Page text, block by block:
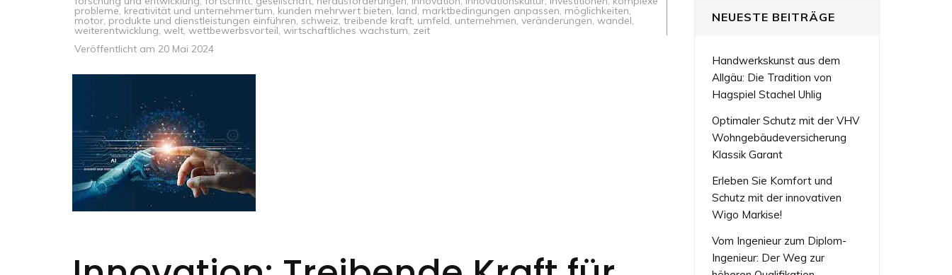
probleme, kreativität und unternehmertum, kunden mehrwert bieten, land, marktbedingungen anpassen, möglichkeiten,
motor, produkte und dienstleistungen einführen, schweiz, treibende kraft, umfeld, unternehmen, veränderungen, wandel,
weiterentwicklung, welt, wettbewerbsvorteil, wirtschaftliches wachstum, zeit
Veröffentlicht am 20 Mai 2024
NEUESTE BEITRÄGE
Handwerkskunst aus dem
Allgäu: Die Tradition von
Hagspiel Stachel Uhlig
Optimaler Schutz mit der VHV
Wohngebäudeversicherung
Klassik Garant
Erleben Sie Komfort und
Schutz mit der innovativen
Wigo Markise!
Vom Ingenieur zum Diplom-
Ingenieur: Der Weg zur